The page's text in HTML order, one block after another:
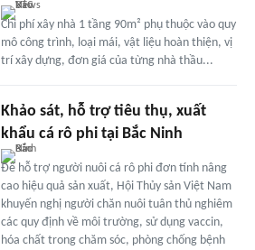
Chi phí xây nhà 1 tầng 90m² phụ thuộc vào quy
mô công trình, loại mái, vật liệu hoàn thiện, vị
trí xây dựng, đơn giá của từng nhà thầu...
Khảo sát, hỗ trợ tiêu thụ, xuất
khẩu cá rô phi tại Bắc Ninh
Để hỗ trợ người nuôi cá rô phi đơn tính nâng
cao hiệu quả sản xuất, Hội Thủy sản Việt Nam
khuyến nghị người chăn nuôi tuân thủ nghiêm
các quy định về môi trường, sử dụng vaccin,
hóa chất trong chăm sóc, phòng chống bệnh